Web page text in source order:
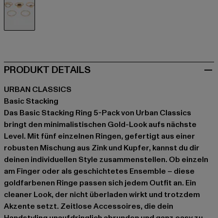
PRODUKT DETAILS
URBAN CLASSICS
Basic Stacking
Das Basic Stacking Ring 5-Pack von Urban Classics
bringt den minimalistischen Gold-Look aufs nächste
Level. Mit fünf einzelnen Ringen, gefertigt aus einer
robusten Mischung aus Zink und Kupfer, kannst du dir
deinen individuellen Style zusammenstellen. Ob einzeln
am Finger oder als geschichtetes Ensemble – diese
goldfarbenen Ringe passen sich jedem Outfit an. Ein
cleaner Look, der nicht überladen wirkt und trotzdem
Akzente setzt. Zeitlose Accessoires, die dein